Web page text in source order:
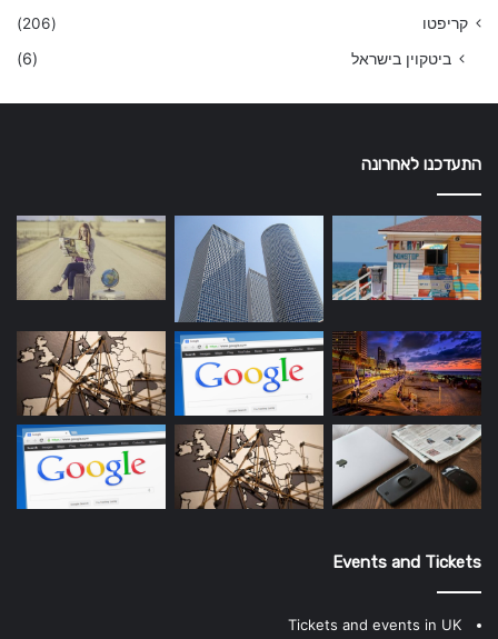
קריפטו
(206)
ביטקוין בישראל (6)
התעדכנו לאחרונה
Events and Tickets
Tickets and events in UK